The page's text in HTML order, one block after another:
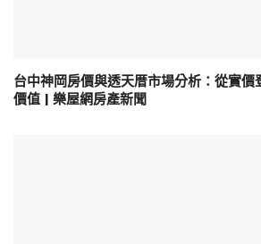
台中神岡房價與透天厝市場分析：從實價
價值 | 樂屋網房產新聞